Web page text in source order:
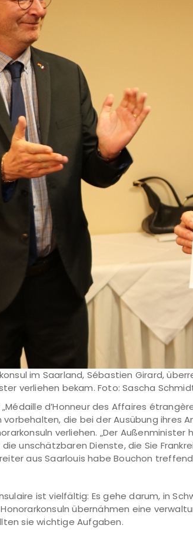
im Saarland, Sébastien Girard,
verliehen bekam. Foto: Sascha
d’Honneur des Affaires
die bei der Ausübung ihres
verliehen. „Der
die unschätzbaren Dienste, die Sie
aus Saarlouis habe Bouchon
ist vielfältig: Es gehe darum, in
übernähmen eine
sie wichtige Aufgaben.